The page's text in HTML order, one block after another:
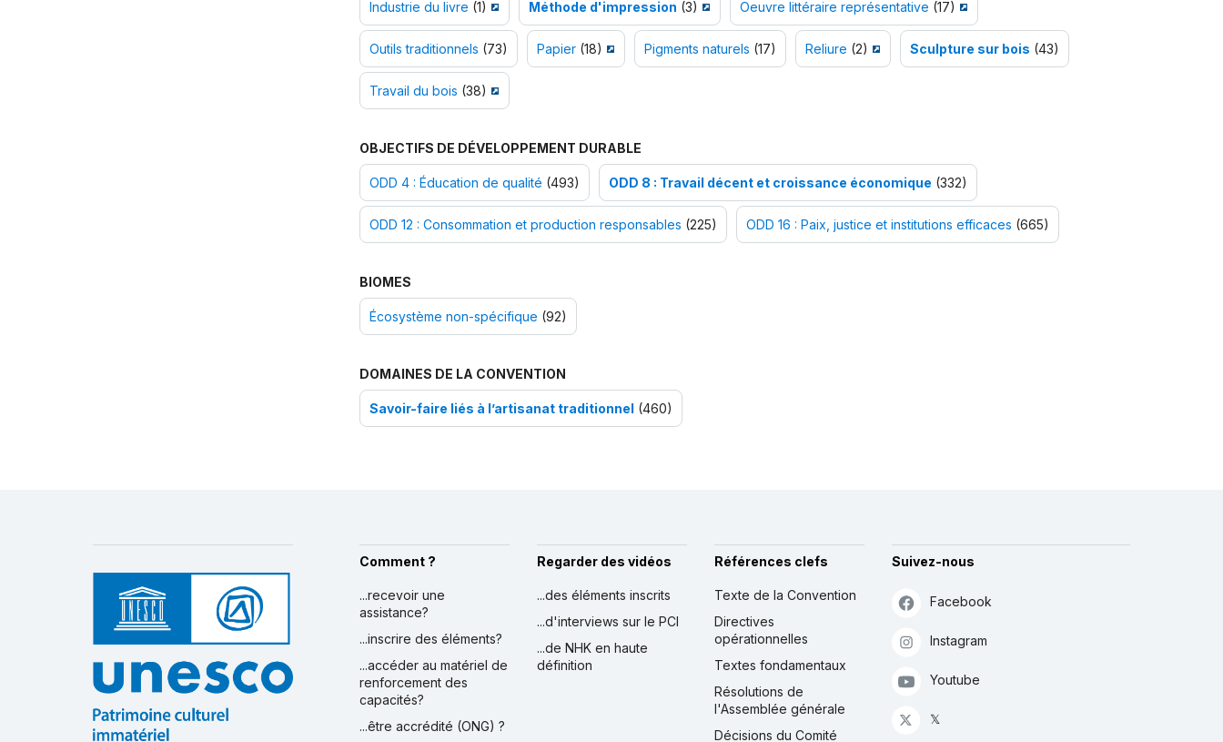
Industrie du livre (1) Méthode d'impression (3) Oeuvre littéraire représentative (17)
Outils traditionnels (73) Papier(18) Pigments naturels (17) Reliure (2) Sculpture sur bois (43)
Travail du bois (38)
OBJECTIFS DE DÉVELOPPEMENT DURABLE
ODD 4 : Éducation de qualité (493) ODD 8 : Travail décent et croissance économique (332)
ODD 12 : Consommation et production responsables (225) ODD 16 : Paix, justice et institutions efficaces (665)
BIOMES
Écosystème non-spécifique (92)
DOMAINES DE LA CONVENTION
Savoir-faire liés à l’artisanat traditionnel (460)
Comment ?
...recevoir une
assistance?
...inscrire des éléments?
...accéder au matériel de
renforcement des
capacités?
...être accrédité (ONG) ?
Regarder des vidéos
...des éléments inscrits
...d'interviews sur le PCI
...de NHK en haute
définition
Références clefs
Texte de la Convention
Directives
opérationnelles
Textes fondamentaux
Résolutions de
l'Assemblée générale
Décisions du Comité
Suivez-nous
Facebook
Instagram
Youtube
𝕏